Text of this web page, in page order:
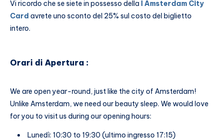
Vi ricordo che se siete in possesso della
I Amsterdam City
Card avrete uno sconto del 25% sul costo del biglietto
intero.
Orari di Apertura :
We are open year-round, just like the city of Amsterdam!
Unlike Amsterdam, we need our beauty sleep. We would love
for you to visit us during our opening hours:
Lunedì: 10:30 to 19:30 (ultimo ingresso 17:15)